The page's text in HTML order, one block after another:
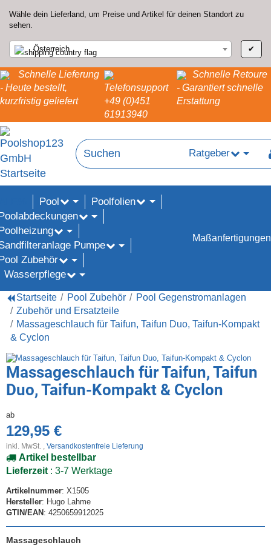
Wähle dein Lieferland, um Preise und Artikel für deinen Standort zu
sehen.
Österreich ✔
Schnelle Lieferung
- Heute bestellt,
kurzfristig geliefert
Telefonsupport
+49 (0)451
61913940
Schnelle Retoure
- Garantiert schnelle
Erstattung
Ratgeber
Pool
Poolfolien
Pumpe
Zubehör
Wasserpflege
Maßanfertigungen
Startseite Pool Zubehör
Pool Gegenstromanlagen
Zubehör und Ersatzteile
Massageschlauch für Taifun, Taifun Duo, Taifun-Kompakt
& Cyclon
Massageschlauch für Taifun, Taifun
Duo, Taifun-Kompakt & Cyclon
ab
129,95 €
inkl. MwSt. , Versandkostenfreie Lieferung
Artikel bestellbar
Lieferzeit : 3-7 Werktage
Artikelnummer: X1505
Hersteller: Hugo Lahme
GTIN/EAN : 4250659912025
Massageschlauch